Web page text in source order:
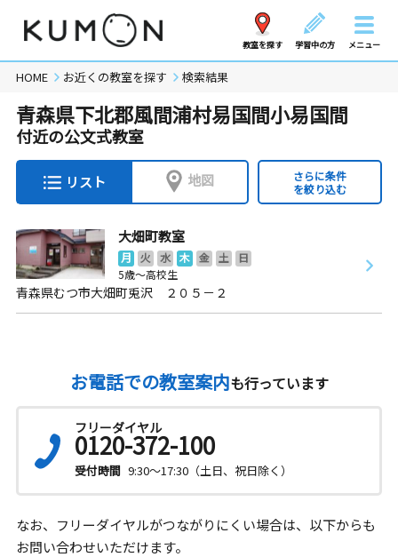
教室を探す 学習中の方 メニュー
HOME お近くの教室を探す 検索結果
青森県下北郡風間浦村易国間小易国間
付近の公文式教室
リスト 地図
さらに条件
を絞り込む
大畑町教室
月 火 水 木 金 土
日
5歳～高校生
青森県むつ市大畑町兎沢 ２０５－２
お電話での教室案内も行っています
フリーダイヤル
0120-372-100
受付時間 9:30～17:30（土日、祝日除く）
なお、フリーダイヤルがつながりにくい場合は、以下からも
お問い合わせいただけます。